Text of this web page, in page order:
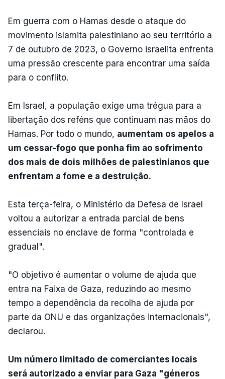
Em guerra com o Hamas desde o ataque do
movimento islamita palestiniano ao seu território a
7 de outubro de 2023, o Governo israelita enfrenta
uma pressão crescente para encontrar uma saída
para o conflito.
Em Israel, a população exige uma trégua para a
libertação dos reféns que continuam nas mãos do
Hamas. Por todo o mundo, aumentam os apelos a
um cessar-fogo que ponha fim ao sofrimento
dos mais de dois milhões de palestinianos que
enfrentam a fome e a destruição.
Esta terça-feira, o Ministério da Defesa de Israel
voltou a autorizar a entrada parcial de bens
essenciais no enclave de forma "controlada e
gradual".
"O objetivo é aumentar o volume de ajuda que
entra na Faixa de Gaza, reduzindo ao mesmo
tempo a dependência da recolha de ajuda por
parte da ONU e das organizações internacionais",
declarou.
Um número limitado de comerciantes locais
será autorizado a enviar para Gaza "géneros